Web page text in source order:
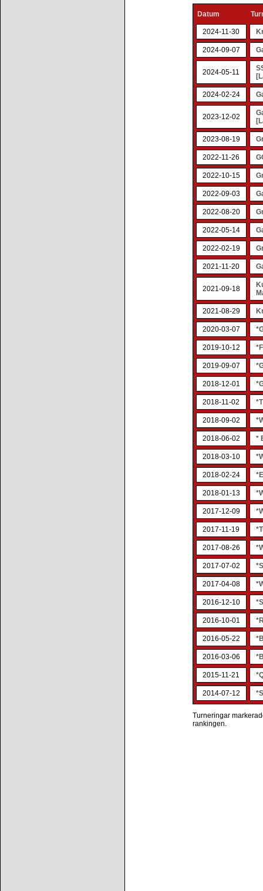
Datum
2024-11-30
2024-09-07
2024-05-11
2024-02-24
2023-12-02
2023-08-19
2022-11-26
2022-10-15
2022-09-03
2022-08-20
2022-05-14
2022-02-19
2021-11-20
2021-09-18
2021-08-29
2020-03-07
2019-10-12
2019-09-07
2018-12-01
2018-11-02
2018-09-02
2018-06-02 *
2018-03-10
2018-02-24
2018-01-13
2017-12-09
2017-11-19
2017-08-26
2017-07-02
2017-04-08
2016-12-10
2016-10-01
2016-05-22
2016-03-06
2015-11-21
2014-07-12
Turneringar
rankingen.